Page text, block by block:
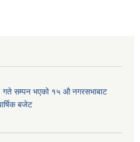
गते सम्पन भएको १५ ‍‍‍औ नगरसभाबाट
बजेट